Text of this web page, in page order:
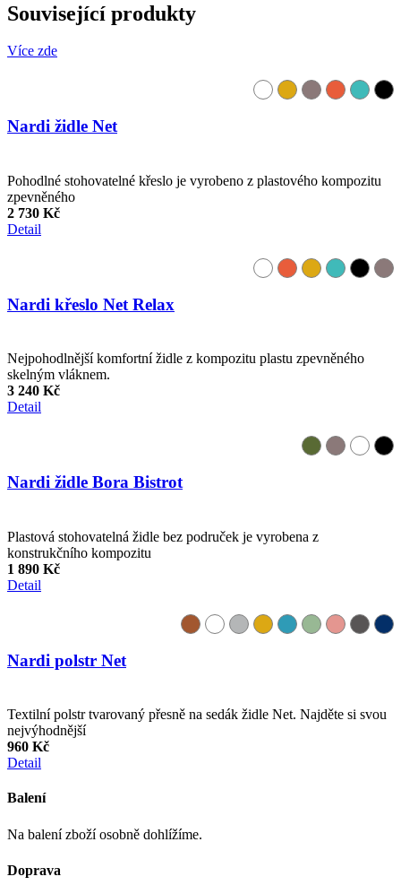
Související produkty
Více zde
Nardi židle Net
Pohodlné stohovatelné křeslo je vyrobeno z plastového kompozitu
zpevněného
2 730 Kč
Detail
Nardi křeslo Net Relax
Nejpohodlnější komfortní židle z kompozitu plastu zpevněného
skelným vláknem.
3 240 Kč
Detail
Nardi židle Bora Bistrot
Plastová stohovatelná židle bez područek je vyrobena z
konstrukčního kompozitu
1 890 Kč
Detail
Nardi polstr Net
Textilní polstr tvarovaný přesně na sedák židle Net. Najděte si svou
nejvýhodnější
960 Kč
Detail
Balení
Na balení zboží osobně dohlížíme.
Doprava